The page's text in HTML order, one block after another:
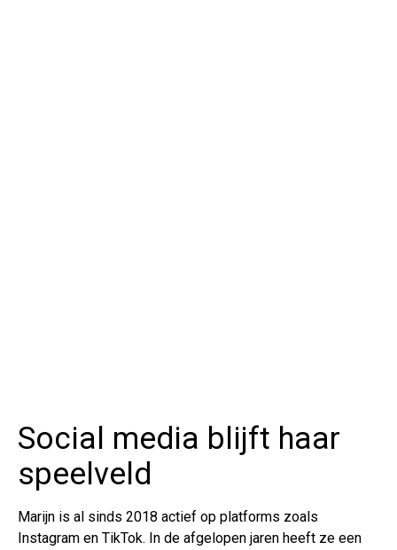
Social media blijft haar
speelveld
Marijn is al sinds 2018 actief op platforms zoals
Instagram en TikTok. In de afgelopen jaren heeft ze een